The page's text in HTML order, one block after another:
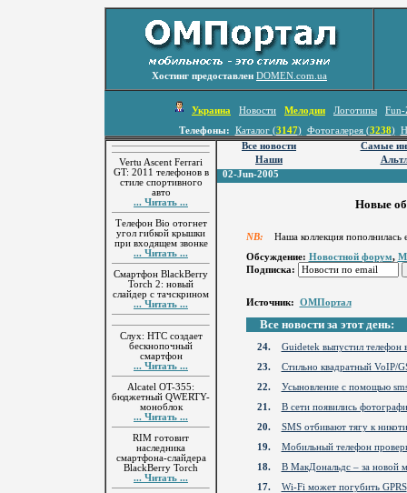
Хостинг предоставлен DOMEN.com.ua
Украина Новости Мелодии Логотипы
Fun-
Телефоны:
Каталог (3147) Фотогалерея (3238)
Vertu Ascent Ferrari
GT: 2011 телефонов в
стиле спортивного
авто
... Читать ...
Телефон Bio отогнет
угол гибкой крышки
при входящем звонке
... Читать ...
Смартфон BlackBerry
Torch 2: новый
слайдер с тачскрином
... Читать ...
Слух: HTC создает
бескнопочный
смартфон
... Читать ...
Alcatel OT-355:
бюджетный QWERTY-
моноблок
... Читать ...
RIM готовит
наследника
смартфона-слайдера
BlackBerry Torch
... Читать ...
Все новости
Самые
Наши
02-Jun-2005
Новые
NB:
Наша коллекция
Обсуждение: Новостной форум,
Подписка:
Источник: ОМПортал
Все новости за этот день:
24.
Guidetek выпустил телефон
23.
Стильно квадратный VoIP/
22.
Усыновление с помощью
21.
В сети появились
20.
SMS отбивают тягу к
19.
Мобильный телефон
18.
В МакДональдс – за новой
17.
Wi-Fi может погубить GPRS